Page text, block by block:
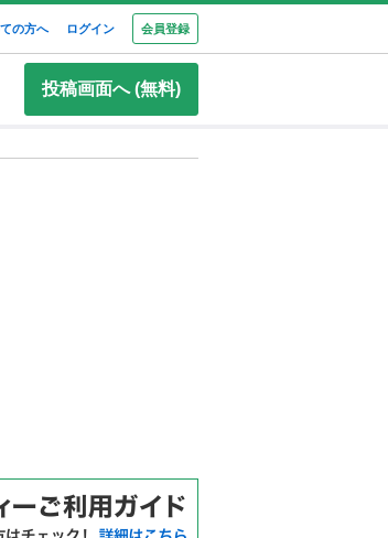
の方へ ログイン 会員登録
投稿画面へ (無料)